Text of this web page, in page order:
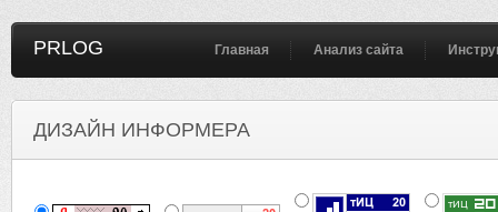
PRLOG Главная Анализ сайта
ДИЗАЙН ИНФОРМЕРА